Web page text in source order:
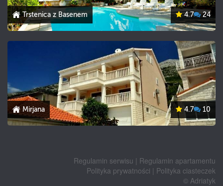
Trstenica z Basenem 4.7 24
Mirjana 4.7 10
Regulamin serwisu | Regulamin apartamentu
Polityka prywatności | Polityka ciasteczek
© Adriatyk